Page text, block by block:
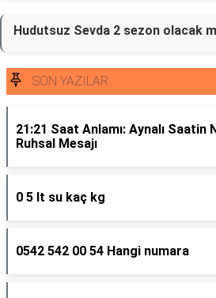
Hudutsuz Sevda 2 sezon olacak
SON YAZILAR
21:21 Saat Anlamı: Aynalı Saatin
Ruhsal Mesajı
0 5 lt su kaç kg
0542 542 00 54 Hangi numara